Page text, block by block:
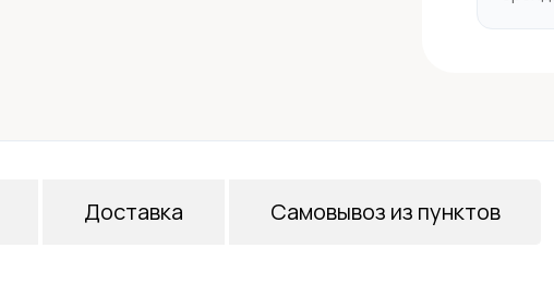
Доставка Самовывоз из пунктов